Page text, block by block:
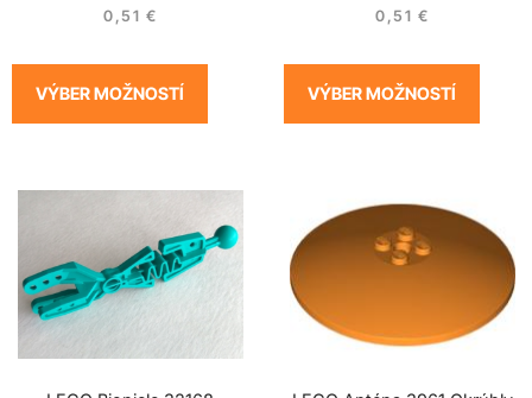
0,51 €
VÝBER MOŽNOSTÍ
0,51 €
VÝBER MOŽNOSTÍ